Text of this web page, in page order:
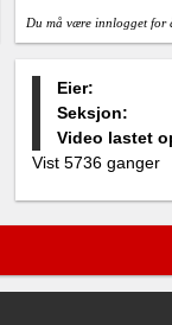
Du må være innlogget for
Eier:
Seksjon:
Video lastet
Vist 5736 ganger